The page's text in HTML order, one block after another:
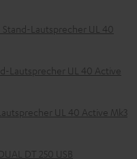
Lautsprecher UL 40
Lautsprecher UL 40 Active
UL 40 Active Mk3
DT 250 USB